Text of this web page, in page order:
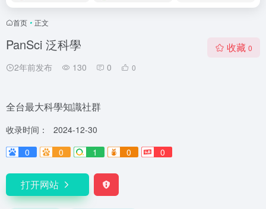
首页 • 正文
PanSci 泛科學
2年前发布 130 0 0
收藏 0
全台最大科學知識社群
收录时间：
2024-12-30
0
0 1 0 0
打开网站